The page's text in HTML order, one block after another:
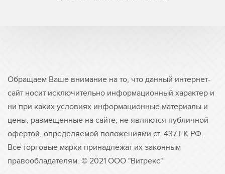
Обращаем Ваше внимание на то, что данный интернет-
сайт носит исключительно информационный характер и
ни при каких условиях информационные материалы и
цены, размещенные на сайте, не являются публичной
офертой, определяемой положениями ст. 437 ГК РФ.
Все торговые марки принадлежат их законным
правообладателям. © 2021 ООО "Витрекс"